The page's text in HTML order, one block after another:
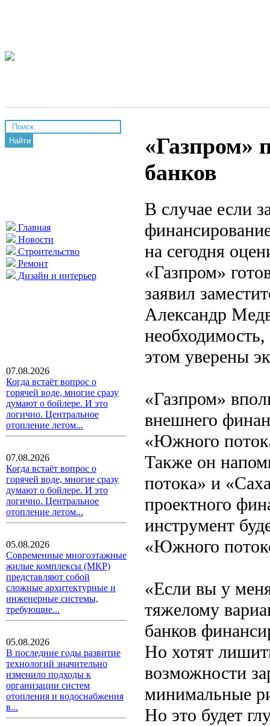
Найти
Главная
Новости
Строительство
Ремонт
Дизайн и интерьер
07.08.2026
Когда встаёт вопрос о
горячей воде, многие сразу
думают о бойлере. И это
логично. Центральное
отопление летом...
07.08.2026
Когда встаёт вопрос о
горячей воде, многие сразу
думают о бойлере. И это
логично. Центральное
отопление летом...
05.08.2026
Современные многоэтажные
жилые комплексы (МКР)
представляют собой
сложные архитектурные и
инженерные системы,
требующие...
05.08.2026
В последние годы развитие
технологий значительно
изменило подходы к
организации систем
отопления и водоснабжения
в...
«Газпром»
банков
В случае если
на сегодня
«Газпром»
заявил
Александр
этом уверены
«Газпром»
внешнего
«Южного
Также он
потока» и
проектного
инструмент
«Южного
«Если вы у
тяжелому
банков
Но хотят
возможности
минимальные
Но это будет